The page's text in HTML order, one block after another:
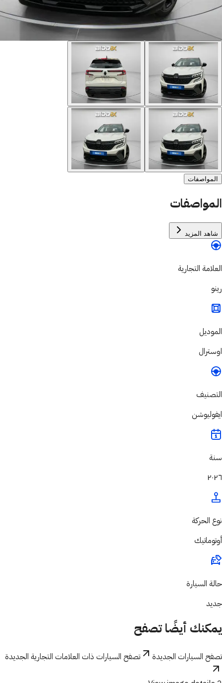
المواصفات
المواصفات
شاهد المزيد
العلامة التجارية
رينو
الموديل
اوسترال
التصنيف
ايفوليوشن
سنة
٢٠٢٦
نوع الحركة
أوتوماتيك
حالة السيارة
جديد
يمكنك أيضًا تصفح
تصفح السيارات الجديدة تصفح السيارات ذات العلامات التجارية الجديدة